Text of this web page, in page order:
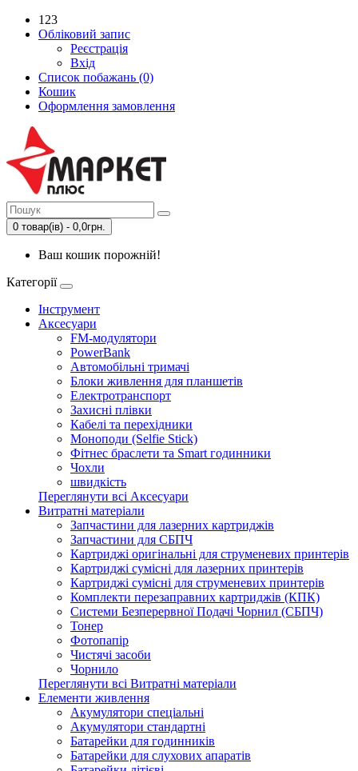
123
Обліковий запис
Реєстрація
Вхід
Список побажань (0)
Кошик
Оформлення замовлення
0 товар(ів) - 0,0грн.
Ваш кошик порожній!
Категорії
Інструмент
Аксесуари
FM-модулятори
PowerBank
Автомобільні тримачі
Блоки живлення для планшетів
Електротранспорт
Захисні плівки
Кабелі та перехідники
Моноподи (Selfie Stick)
Фітнес браслети та Smart годинники
Чохли
швидкість
Переглянути всі Аксесуари
Витратні матеріали
Запчастини для лазерних картриджів
Запчастини для СБПЧ
Картриджі оригінальні для струменевих принтерів
Картриджі сумісні для лазерних принтерів
Картриджі сумісні для струменевих принтерів
Комплекти перезаправних картриджів (КПК)
Системи Безперервної Подачі Чорнил (СБПЧ)
Тонер
Фотопапір
Чистячі засоби
Чорнило
Переглянути всі Витратні матеріали
Елементи живлення
Акумулятори спеціальні
Акумулятори стандартні
Батарейки для годинників
Батарейки для слухових апаратів